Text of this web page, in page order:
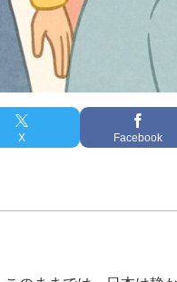
X Facebook